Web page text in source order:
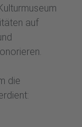
auf
die